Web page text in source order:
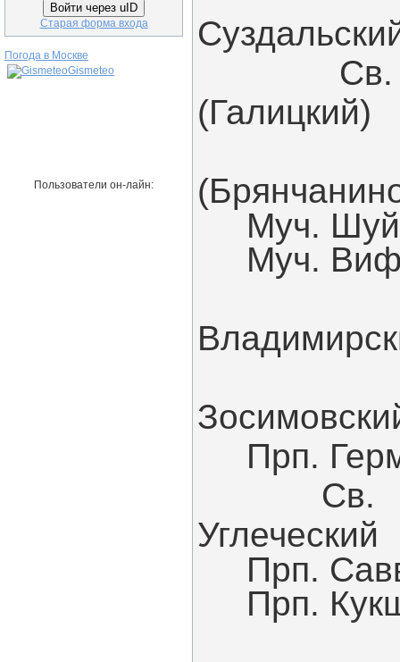
Войти через uID
Старая форма входа
Погода в Москве
Gismeteo
Пользователи он-лайн:
Св.
(Галицкий)
Муч.
Муч.
Прп.
Св.
Углеческий
Прп.
Прп.